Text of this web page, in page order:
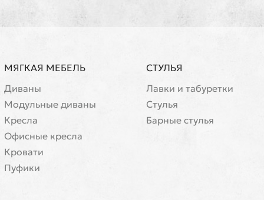
МЯГКАЯ МЕБЕЛЬ
Диваны
Модульные диваны
Кресла
Офисные кресла
Кровати
Пуфики
СТУЛЬЯ
Лавки и табуретки
Стулья
Барные стулья